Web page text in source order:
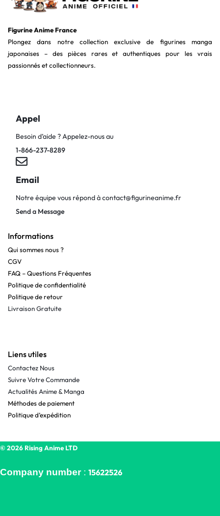
Figurine Anime France
Plongez dans notre collection exclusive de figurines manga
japonaises – des pièces rares et authentiques pour les vrais
passionnés et collectionneurs.
Appel
Besoin d’aide ? Appelez-nous au
1-866-237-8289
Email
Notre équipe vous répond àcontact@figurineanime.fr
Send a Message
Informations
Qui sommes nous ?
CGV
FAQ – Questions Fréquentes
Politique de confidentialité
Politique de retour
Livraison Gratuite
Liens utiles
Contactez Nous
Suivre Votre Commande
Actualités Anime & Manga
Méthodes de paiement
Politique d’expédition
© 2026 Rising Anime LTD
Company number: 15622526